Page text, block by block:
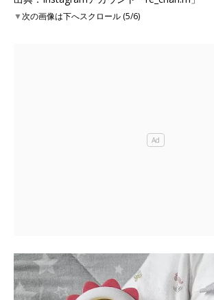
▼次の画像は下へスクロール (5/6)